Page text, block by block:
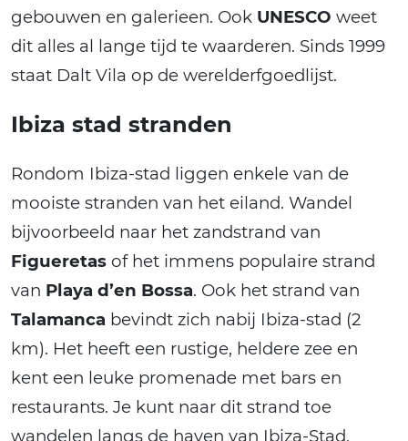
gebouwen en galerieen. Ook UNESCO weet
dit alles al lange tijd te waarderen. Sinds 1999
staat Dalt Vila op de werelderfgoedlijst.
Ibiza stad stranden
Rondom Ibiza-stad liggen enkele van de
mooiste stranden van het eiland. Wandel
bijvoorbeeld naar het zandstrand van
Figueretas of het immens populaire strand
van Playa d’en Bossa. Ook het strand van
Talamanca bevindt zich nabij Ibiza-stad (2
km). Het heeft een rustige, heldere zee en
kent een leuke promenade met bars en
restaurants. Je kunt naar dit strand toe
wandelen langs de haven van Ibiza-Stad,